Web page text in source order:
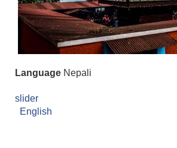
Language Nepali
slider
English